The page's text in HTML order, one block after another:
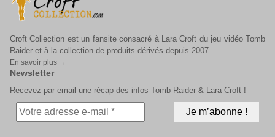
Croft Collection est un fansite consacré à Lara Croft du jeu vidéo Tomb
Raider et à la collection de produits dérivés depuis 2007.
En savoir plus →
Newsletter
Recevez par email une récap des infos Tomb Raider & Lara Croft !